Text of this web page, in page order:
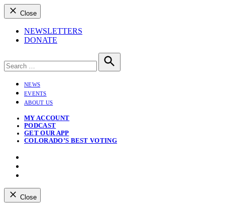
Close
NEWSLETTERS
DONATE
for:
Search
NEWS
EVENTS
ABOUT US
MY ACCOUNT
PODCAST
GET OUR APP
COLORADO’S BEST VOTING
Close